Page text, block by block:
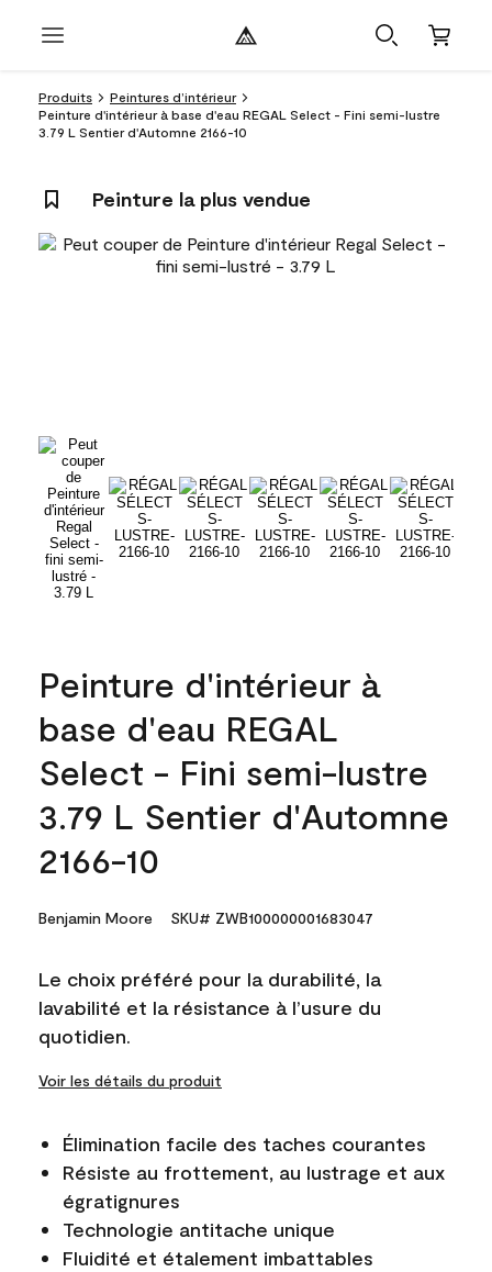
Produits
Peintures d’intérieur
Peinture d'intérieur à base d'eau REGAL Select - Fini semi-lustre
3.79 L Sentier d'Automne 2166-10
Peinture la plus vendue
Peinture d'intérieur à
base d'eau REGAL
Select - Fini semi-lustre
3.79 L Sentier d'Automne
2166-10
Benjamin Moore SKU# ZWB100000001683047
Le choix préféré pour la durabilité, la
lavabilité et la résistance à l’usure du
quotidien.
Voir les détails du produit
Élimination facile des taches courantes
Résiste au frottement, au lustrage et aux
égratignures
Technologie antitache unique
Fluidité et étalement imbattables